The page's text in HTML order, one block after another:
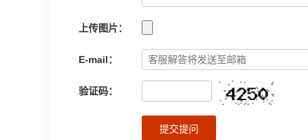
上传图片：
E-mail：
验证码：
提交提问